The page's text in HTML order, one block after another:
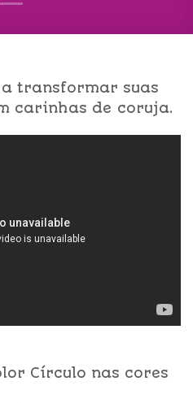
transformar suas
carinhas de coruja.
Círculo nas cores